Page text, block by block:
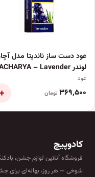
عود دست ساز ناندیتا مدل
لوندر ACHARYA – Lavender
عود
۳۶۹٬۵۰۰ تومان +
کادوپیچ
فروشگاه آنلاین لوازم جشن،
شوخی — هر روز، بهانه‌ای برای